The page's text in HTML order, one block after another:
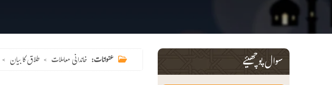
عنوانات: خاندانی معاملات > طلاق کا بیان > سوال پوچھیئے